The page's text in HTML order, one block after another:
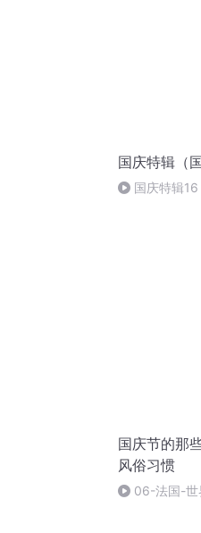
国庆特辑（
国庆特辑16
国庆节的那
风俗习惯
06-法国-世